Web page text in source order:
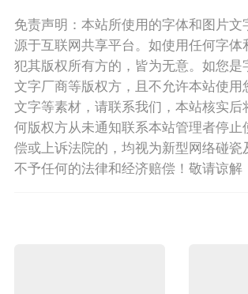
免责声明：本站所使用的字体和图片文
源于互联网共享平台。如使用任何字体
犯其版权所有方的，皆为无意。如您是
文字厂商等版权方，且不允许本站使用
文字等素材，请联系我们，本站核实后
何版权方从未通知联系本站管理者停止
偿或上诉法院的，均视为新型网络碰瓷
不予任何的法律和经济赔偿！敬请谅解